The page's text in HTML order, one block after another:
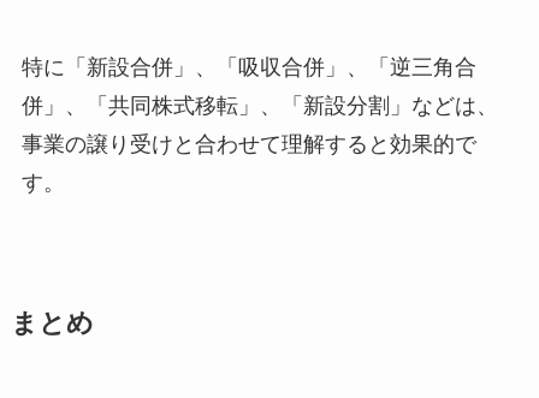
特に「新設合併」、「吸収合併」、「逆三角合
併」、「共同株式移転」、「新設分割」などは、
事業の譲り受けと合わせて理解すると効果的で
す。
まとめ